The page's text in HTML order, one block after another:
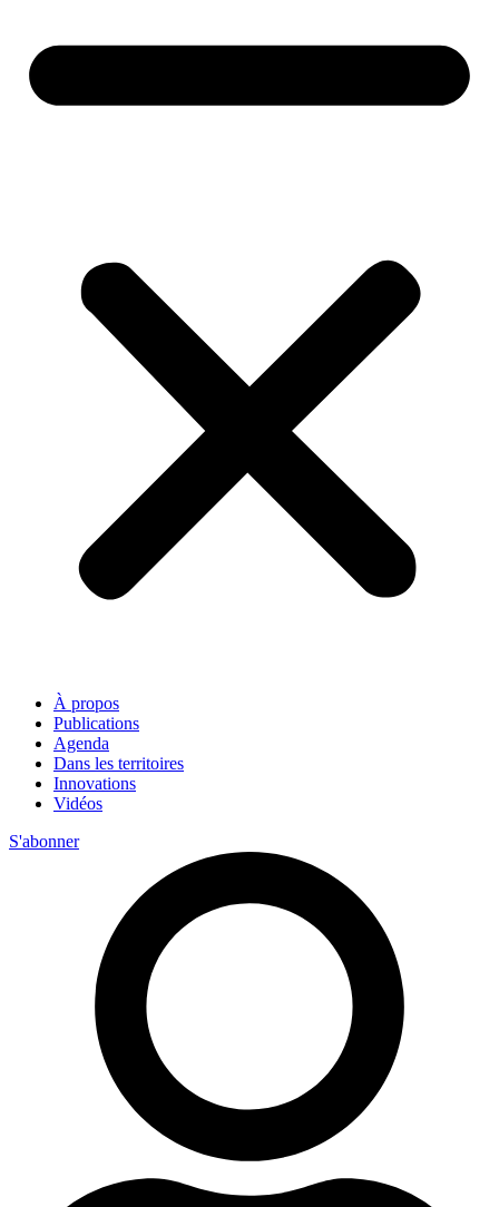
À propos
Publications
Agenda
Dans les territoires
Innovations
Vidéos
S'abonner